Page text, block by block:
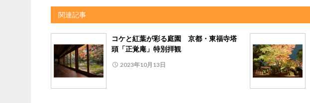
関連記事
コケと紅葉が彩る庭園 京都・東福寺塔
頭「正覚庵」特別拝観
2023年10月13日